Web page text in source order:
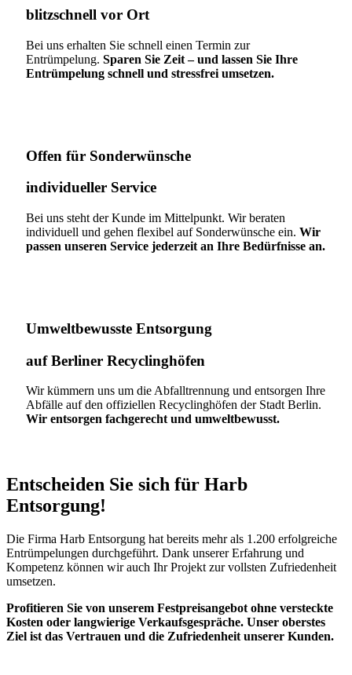
blitzschnell vor Ort
Bei uns erhalten Sie schnell einen Termin zur
Entrümpelung. Sparen Sie Zeit – und lassen Sie Ihre
Entrümpelung schnell und stressfrei umsetzen.
Offen für Sonderwünsche​
individueller Service
Bei uns steht der Kunde im Mittelpunkt. Wir beraten
individuell und gehen flexibel auf Sonderwünsche ein. Wir
passen unseren Service jederzeit an Ihre Bedürfnisse an.
Umweltbewusste Entsorgung
auf Berliner Recyclinghöfen​
Wir kümmern uns um die Abfalltrennung und entsorgen Ihre
Abfälle auf den offiziellen Recyclinghöfen der Stadt Berlin.
Wir entsorgen fachgerecht und umweltbewusst.
Entscheiden Sie sich für Harb
Entsorgung!​
Die Firma Harb Entsorgung hat bereits mehr als 1.200 erfolgreiche
Entrümpelungen durchgeführt. Dank unserer Erfahrung und
Kompetenz können wir auch Ihr Projekt zur vollsten Zufriedenheit
umsetzen.
Profitieren Sie von unserem Festpreisangebot ohne versteckte
Kosten oder langwierige Verkaufsgespräche. Unser oberstes
Ziel ist das Vertrauen und die Zufriedenheit unserer Kunden.